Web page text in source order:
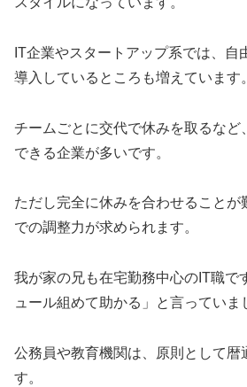
IT企業やスタートアップ系では、自
導入しているところも増えています。
チームごとに交代で休みを取るなど
できる企業が多いです。
ただし完全に休みを合わせることが
での調整力が求められます。
我が家の兄も在宅勤務中心のIT職で
ュール組めて助かる」と言っていま
公務員や教育機関は、原則として暦
す。